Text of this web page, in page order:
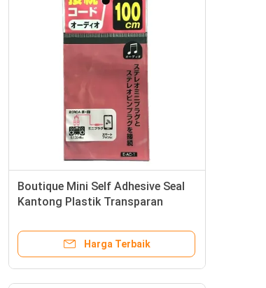
Boutique Mini Self Adhesive Seal
Kantong Plastik Transparan
Harga Terbaik